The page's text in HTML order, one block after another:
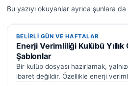
Bu yazıyı okuyanlar ayrıca şunlara da
BELIRLI GÜN VE HAFTALAR
BELIRLI GÜN VE HAFTALAR
Enerji Verimliliği Kulübü Yıllık
Şablonlar
Bir kulüp dosyası hazırlamak,
ibaret değildir. Özellikle enerji